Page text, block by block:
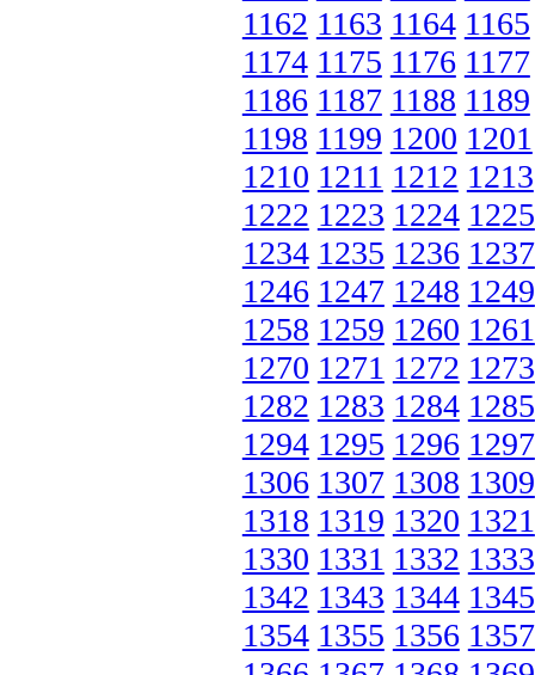
1162 1163 1164 1165
1174 1175 1176 1177
1186 1187 1188 1189
1198 1199 1200 1201
1210 1211 1212 1213
1222 1223 1224 1225
1234 1235 1236 1237
1246 1247 1248 1249
1258 1259 1260 1261
1270 1271 1272 1273
1282 1283 1284 1285
1294 1295 1296 1297
1306 1307 1308 1309
1318 1319 1320 1321
1330 1331 1332 1333
1342 1343 1344 1345
1354 1355 1356 1357